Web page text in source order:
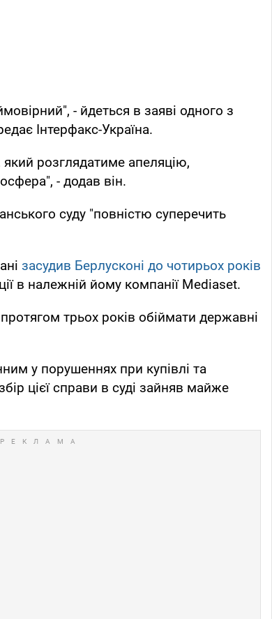
- йдеться в заяві одного з
Інтерфакс-Україна.
розглядатиме апеляцію,
- додав він.
суду "повністю суперечить
засудив Берлусконі до чотирьох років
в належній йому компанії Mediaset.
трьох років обіймати державні
у порушеннях при купівлі та
цієї справи в суді зайняв майже